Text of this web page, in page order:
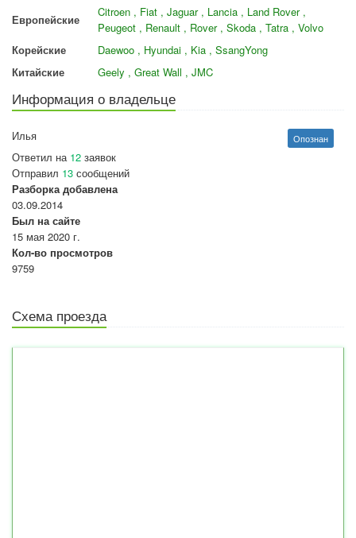
Европейские
Citroen , Fiat , Jaguar , Lancia , Land Rover ,
Peugeot , Renault , Rover , Skoda , Tatra , Volvo
Корейские
Daewoo , Hyundai , Kia , SsangYong
Китайские
Geely , Great Wall , JMC
Информация о владельце
Опознан
Илья
Ответил на 12 заявок
Отправил 13 сообщений
Разборка добавлена
03.09.2014
Был на сайте
15 мая 2020 г.
Кол-во просмотров
9759
Схема проезда